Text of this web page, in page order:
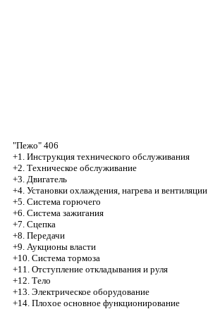
"Пежо" 406
+1. Инструкция технического обслуживания
+2. Техническое обслуживание
+3. Двигатель
+4. Установки охлаждения, нагрева и вентиляции
+5. Система горючего
+6. Система зажигания
+7. Сцепка
+8. Передачи
+9. Аукционы власти
+10. Система тормоза
+11. Отступление откладывания и руля
+12. Тело
+13. Электрическое оборудование
+14. Плохое основное функционирование